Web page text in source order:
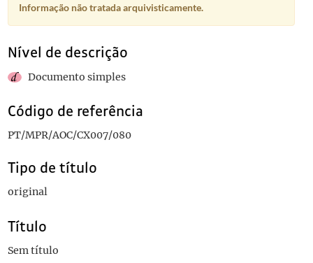
Informação não tratada arquivisticamente.
Nível de descrição
Documento simples
Código de referência
PT/MPR/AOC/CX007/080
Tipo de título
original
Título
Sem título